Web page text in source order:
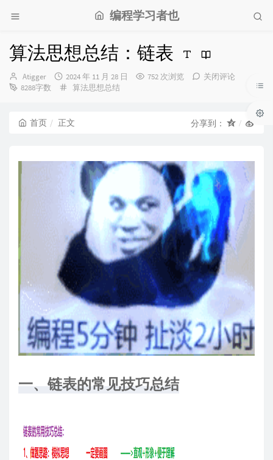
编程学习者也
算法思想总结：链表
博
主：
Atigger
发
布
2024 年 11 月 28 日 752 次浏览
关闭评论
8288字数
分
算法思想总结
首页 正文 分享到：
一、链表的常见技巧总结